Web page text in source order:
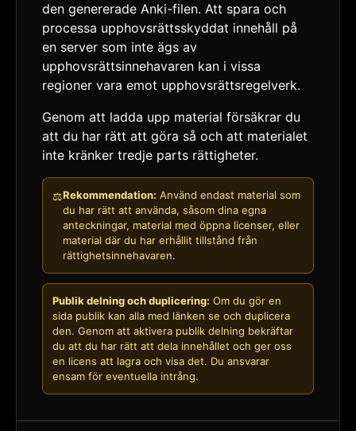
den genererade Anki-filen. Att spara och
processa upphovsrättsskyddat innehåll på
en server som inte ägs av
upphovsrättsinnehavaren kan i vissa
regioner vara emot upphovsrättsregelverk.
Genom att ladda upp material försäkrar du
att du har rätt att göra så och att materialet
inte kränker tredje parts rättigheter.
⚖️Rekommendation: Använd endast material som
du har rätt att använda, såsom dina egna
anteckningar, material med öppna licenser, eller
material där du har erhållit tillstånd från
rättighetsinnehavaren.
Publik delning och duplicering: Om du gör en
sida publik kan alla med länken se och duplicera
den. Genom att aktivera publik delning bekräftar
du att du har rätt att dela innehållet och ger oss
en licens att lagra och visa det. Du ansvarar
ensam för eventuella intrång.